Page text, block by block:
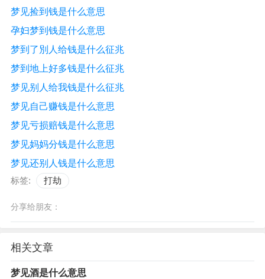
梦见捡到钱是什么意思
孕妇梦到钱是什么意思
梦到了別人给钱是什么征兆
梦到地上好多钱是什么征兆
梦见别人给我钱是什么征兆
梦见自己赚钱是什么意思
梦见亏损赔钱是什么意思
梦见妈妈分钱是什么意思
梦见还别人钱是什么意思
标签:
打劫
分享给朋友：
相关文章
梦见酒是什么意思